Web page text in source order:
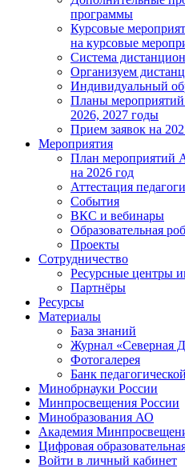
программы
Курсовые
на курсовые
Система
Организуем
Индивидуальный
Планы
2026, 2027 годы
Прием заявок на
Мероприятия
План
на 2026 год
Аттестация
События
ВКС и вебинары
Образовательная
Проекты
Сотрудничество
Ресурсные центры
Партнёры
Ресурсы
Материалы
База знаний
Журнал «Северная
Фотогалерея
Банк
Минобрнауки России
Минпросвещения России
Минобразования АО
Академия
Цифровая
Войти в личный кабинет